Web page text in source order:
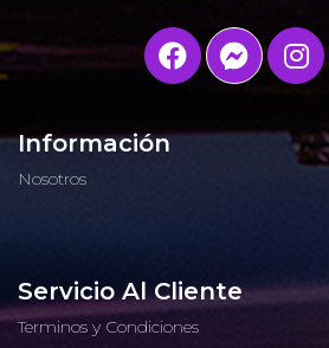
Información
Nosotros
Servicio Al Cliente
Terminos y Condiciones